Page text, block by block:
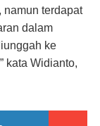
namun terdapat
dalam
ke
kata Widianto,